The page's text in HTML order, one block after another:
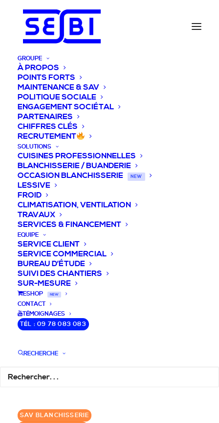
GROUPE
À PROPOS
POINTS FORTS
MAINTENANCE & SAV
POLITIQUE SOCIALE
ENGAGEMENT SOCIÉTAL
PARTENAIRES
CHIFFRES CLÉS
RECRUTEMENT
SOLUTIONS
CUISINES PROFESSIONNELLES
BLANCHISSERIE / BUANDERIE
OCCASION BLANCHISSERIE
NEW
LESSIVE
FROID
CLIMATISATION, VENTILATION
TRAVAUX
SERVICES & FINANCEMENT
EQUIPE
SERVICE CLIENT
SERVICE COMMERCIAL
BUREAU D’ÉTUDE
SUIVI DES CHANTIERS
SUR-MESURE
ESHOP NEW
CONTACT
TÉMOIGNAGES
TÉL : 09 78 083 083
RECHERCHE
SAV BLANCHISSERIE
DEVIS / CONSEILS /
QUESTIONS
✆ 09 78 083 083